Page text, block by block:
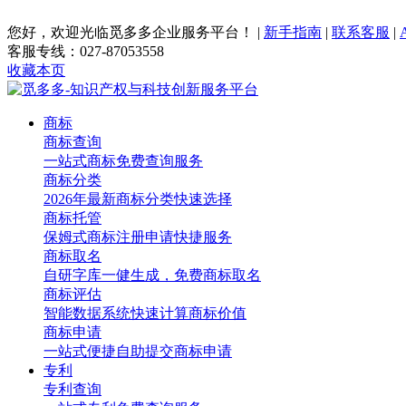
您好，欢迎光临觅多多企业服务平台！ | 新手指南 | 联系客服 |
客服专线：027-87053558
收藏本页
商标
商标查询
一站式商标免费查询服务
商标分类
2026年最新商标分类快速选择
商标托管
保姆式商标注册申请快捷服务
商标取名
自研字库一健生成，免费商标取名
商标评估
智能数据系统快速计算商标价值
商标申请
一站式便捷自助提交商标申请
专利
专利查询